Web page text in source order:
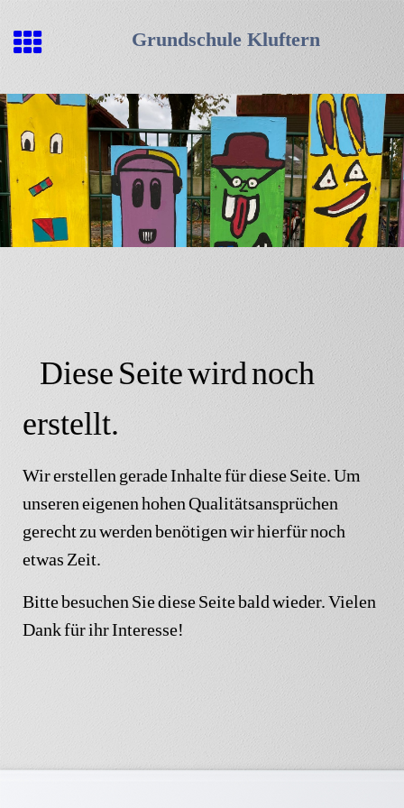
Grundschule Kluftern
Diese Seite wird noch
erstellt.
Wir erstellen gerade Inhalte für diese Seite. Um
unseren eigenen hohen Qualitätsansprüchen
gerecht zu werden benötigen wir hierfür noch
etwas Zeit.
Bitte besuchen Sie diese Seite bald wieder. Vielen
Dank für ihr Interesse!